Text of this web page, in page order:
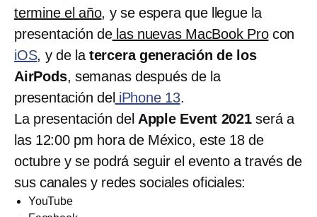
termine el año, y se espera que llegue la
presentación delas nuevas MacBook Procon
iOS, y de latercera generación de los
AirPods, semanas después de la
presentación del iPhone 13.
La presentación del Apple Event 2021será a
las 12:00 pm hora de México, este 18 de
octubre y se podrá seguir el evento a través de
sus canales y redes sociales oficiales:
YouTube